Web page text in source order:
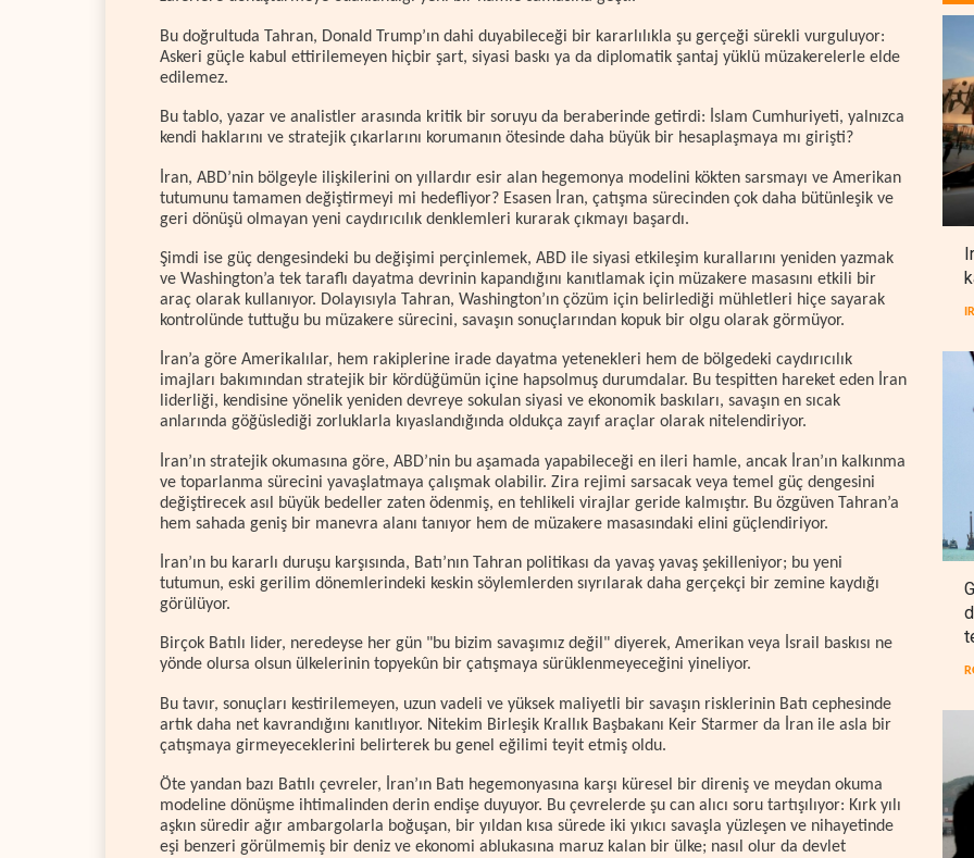
Bu doğrultuda Tahran, Donald Trump’ın dahi duyabileceği bir kararlılıkla şu gerçeği sürekli vurguluyor:
Askeri güçle kabul ettirilemeyen hiçbir şart, siyasi baskı ya da diplomatik şantaj yüklü müzakerelerle elde
edilemez.
Bu tablo, yazar ve analistler arasında kritik bir soruyu da beraberinde getirdi: İslam Cumhuriyeti, yalnızca
kendi haklarını ve stratejik çıkarlarını korumanın ötesinde daha büyük bir hesaplaşmaya mı girişti?
İran, ABD’nin bölgeyle ilişkilerini on yıllardır esir alan hegemonya modelini kökten sarsmayı ve Amerikan
tutumunu tamamen değiştirmeyi mi hedefliyor? Esasen İran, çatışma sürecinden çok daha bütünleşik ve
geri dönüşü olmayan yeni caydırıcılık denklemleri kurarak çıkmayı başardı.
Şimdi ise güç dengesindeki bu değişimi perçinlemek, ABD ile siyasi etkileşim kurallarını yeniden yazmak
ve Washington’a tek taraflı dayatma devrinin kapandığını kanıtlamak için müzakere masasını etkili bir
araç olarak kullanıyor. Dolayısıyla Tahran, Washington’ın çözüm için belirlediği mühletleri hiçe sayarak
kontrolünde tuttuğu bu müzakere sürecini, savaşın sonuçlarından kopuk bir olgu olarak görmüyor.
İran’a göre Amerikalılar, hem rakiplerine irade dayatma yetenekleri hem de bölgedeki caydırıcılık
imajları bakımından stratejik bir kördüğümün içine hapsolmuş durumdalar. Bu tespitten hareket eden İran
liderliği, kendisine yönelik yeniden devreye sokulan siyasi ve ekonomik baskıları, savaşın en sıcak
anlarında göğüslediği zorluklarla kıyaslandığında oldukça zayıf araçlar olarak nitelendiriyor.
İran’ın stratejik okumasına göre, ABD’nin bu aşamada yapabileceği en ileri hamle, ancak İran’ın kalkınma
ve toparlanma sürecini yavaşlatmaya çalışmak olabilir. Zira rejimi sarsacak veya temel güç dengesini
değiştirecek asıl büyük bedeller zaten ödenmiş, en tehlikeli virajlar geride kalmıştır. Bu özgüven Tahran’a
hem sahada geniş bir manevra alanı tanıyor hem de müzakere masasındaki elini güçlendiriyor.
İran’ın bu kararlı duruşu karşısında, Batı’nın Tahran politikası da yavaş yavaş şekilleniyor; bu yeni
tutumun, eski gerilim dönemlerindeki keskin söylemlerden sıyrılarak daha gerçekçi bir zemine kaydığı
görülüyor.
Birçok Batılı lider, neredeyse her gün "bu bizim savaşımız değil" diyerek, Amerikan veya İsrail baskısı ne
yönde olursa olsun ülkelerinin topyekûn bir çatışmaya sürüklenmeyeceğini yineliyor.
Bu tavır, sonuçları kestirilemeyen, uzun vadeli ve yüksek maliyetli bir savaşın risklerinin Batı cephesinde
artık daha net kavrandığını kanıtlıyor. Nitekim Birleşik Krallık Başbakanı Keir Starmer da İran ile asla bir
çatışmaya girmeyeceklerini belirterek bu genel eğilimi teyit etmiş oldu.
Öte yandan bazı Batılı çevreler, İran’ın Batı hegemonyasına karşı küresel bir direniş ve meydan okuma
modeline dönüşme ihtimalinden derin endişe duyuyor. Bu çevrelerde şu can alıcı soru tartışılıyor: Kırk yılı
aşkın süredir ağır ambargolarla boğuşan, bir yıldan kısa sürede iki yıkıcı savaşla yüzleşen ve nihayetinde
eşi benzeri görülmemiş bir deniz ve ekonomi ablukasına maruz kalan bir ülke; nasıl olur da devlet